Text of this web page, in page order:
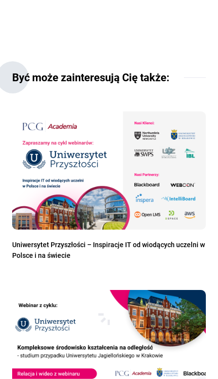
Być może zainteresują Cię także:
Uniwersytet Przyszłości – Inspiracje IT od wiodących uczelni w
Polsce i na świecie